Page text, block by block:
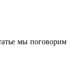
мы